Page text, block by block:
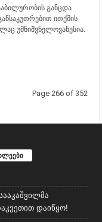
განცდა
ითქმის
უმნიშვნელოვანესია.
Page 266 of 352
დაიწყო!